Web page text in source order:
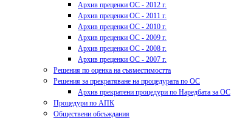
Архив преценки ОС - 2012 г.
Архив преценки ОС - 2011 г.
Архив преценки ОС - 2010 г.
Архив преценки ОС - 2009 г.
Архив преценки ОС - 2008 г.
Архив преценки ОС - 2007 г.
Решения по оценка на съвместимостта
Решения за прекратяване на процедурата по ОС
Архив прекратени процедури по Наредбата за ОС
Процедури по АПК
Обществени обсъждания